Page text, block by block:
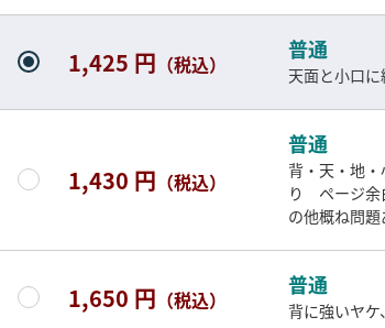
1,425 円 （税込）
普通
天面と小口
1,430 円 （税込）
普通
背・天・地
り ページ余
の他概ね問
1,650 円 （税込）
普通
背に強いヤケ